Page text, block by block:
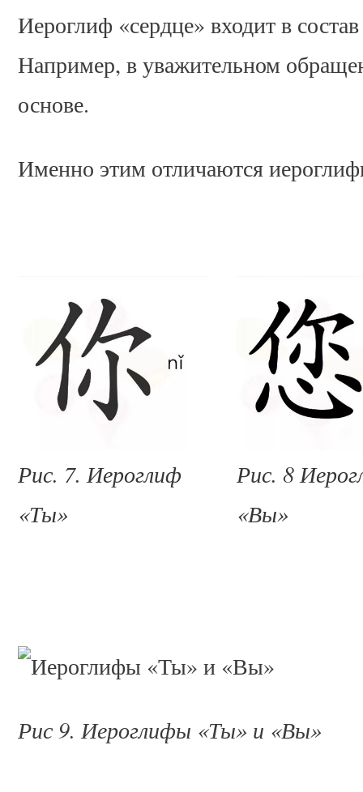
Иероглиф «сердце» входит в
Например, в уважительном
основе.
Именно этим отличаются
Рис. 7. Иероглиф
«Ты»
Рис. 8
«Вы»
Рис 9. Иероглифы «Ты» и «Вы»